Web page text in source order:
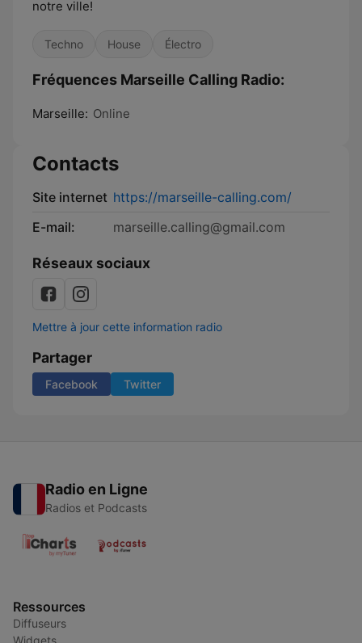
notre ville!
Techno House Électro
Fréquences Marseille Calling Radio:
Marseille: Online
Contacts
Site internet https://marseille-calling.com/
E-mail:
marseille.calling@gmail.com
Réseaux sociaux
Mettre à jour cette information radio
Partager
Facebook Twitter
Radio en Ligne
Radios et Podcasts
Ressources
Diffuseurs
Widgets